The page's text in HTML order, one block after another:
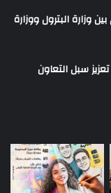
وزارة البترول ووزارة
سبل التعاون